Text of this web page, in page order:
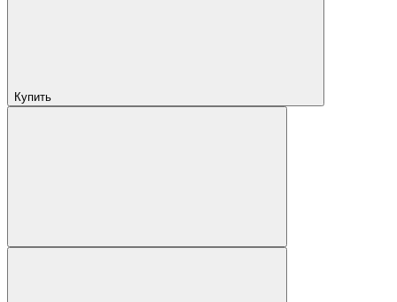
Купить